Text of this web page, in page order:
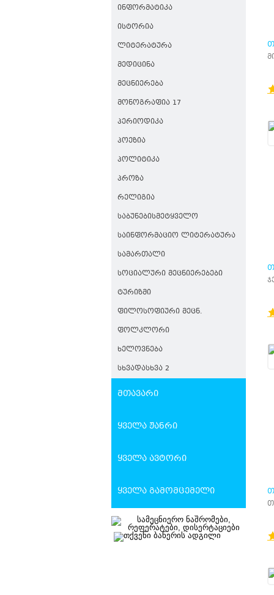
ᲘᲜᲤᲝᲠᲛᲐᲢᲘᲙᲐ
ᲘᲡᲢᲝᲠᲘᲐ
ᲚᲘᲢᲔᲠᲐᲢᲣᲠᲐ
ᲛᲔᲓᲘᲪᲘᲜᲐ
ᲛᲔᲪᲜᲘᲔᲠᲔᲑᲐ
ᲛᲝᲜᲝᲒᲠᲐᲤᲘᲐ 17
ᲞᲔᲠᲘᲝᲓᲘᲙᲐ
ᲞᲝᲔᲖᲘᲐ
ᲞᲝᲚᲘᲢᲘᲙᲐ
ᲞᲠᲝᲖᲐ
ᲠᲔᲚᲘᲒᲘᲐ
ᲡᲐᲑᲣᲜᲔᲑᲘᲡᲛᲔᲢᲧᲕᲔᲚᲝ
ᲡᲐᲘᲜᲤᲝᲠᲛᲐᲪᲘᲝ ᲚᲘᲢᲔᲠᲐᲢᲣᲠᲐ
ᲡᲐᲛᲐᲠᲗᲐᲚᲘ
ᲡᲝᲪᲘᲐᲚᲣᲠᲘ ᲛᲔᲪᲜᲘᲔᲠᲔᲑᲔᲑᲘ
ᲢᲣᲠᲘᲖᲛᲘ
ᲤᲘᲚᲝᲡᲝᲤᲘᲣᲠᲘ ᲛᲔᲪᲜ.
ᲤᲝᲚᲙᲚᲝᲠᲘ
ᲮᲔᲚᲝᲕᲜᲔᲑᲐ
ᲡᲮᲕᲐᲓᲐᲡᲮᲕᲐ 2
მთავარი
ყველა ჟანრი
ყველა ავტორი
ყველა გამომცემელი